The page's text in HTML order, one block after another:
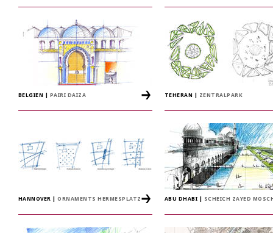
BELGIEN PAIRI DAIZA TEHERAN ZENTRALPARK
HANNOVER |ORNAMENTS HERMESPLATZ ABU DHABI SCHEICH ZAYED